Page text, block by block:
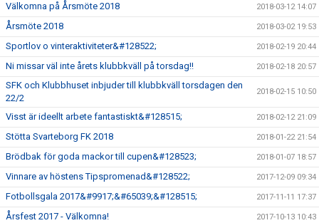
Välkomna på Årsmöte 2018 2018-03-12 14:07
Årsmöte 2018 2018-03-02 19:53
Sportlov o vinteraktiviteter&#128522; 2018-02-19 20:44
Ni missar väl inte årets klubbkväll på torsdag!! 2018-02-18 20:57
SFK och Klubbhuset inbjuder till klubbkväll torsdagen den
22/2
2018-02-15 10:50
Visst är ideellt arbete fantastiskt&#128515; 2018-02-12 21:09
Stötta Svarteborg FK 2018 2018-01-22 21:54
Brödbak för goda mackor till cupen&#128523; 2018-01-07 18:57
Vinnare av höstens Tipspromenad&#128522; 2017-12-09 09:34
Fotbollsgala 2017&#9917;&#65039;&#128515; 2017-11-11 17:37
Årsfest 2017 - Välkomna! 2017-10-13 10:43